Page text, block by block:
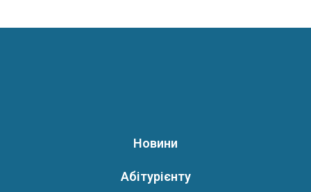
Новини
Абітурієнту